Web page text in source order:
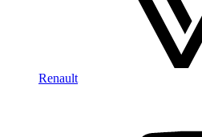
Renault